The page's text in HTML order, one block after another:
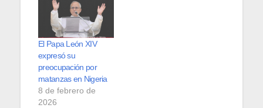
El Papa León XIV
expresó su
preocupación por
matanzas en Nigeria
8 de febrero de
2026